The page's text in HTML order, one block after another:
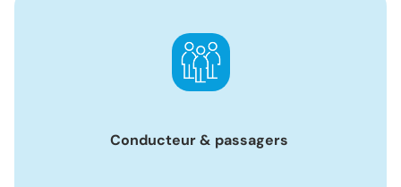
Conducteur & passagers